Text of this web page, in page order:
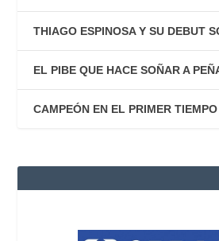
THIAGO ESPINOSA Y SU DEBUT
EL PIBE QUE HACE SOÑAR A
CAMPEÓN EN EL PRIMER TIEMPO